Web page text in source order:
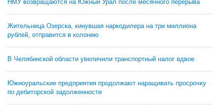
НМУ возвращаются на Южный Урал после месячного перерыва
Жительница Озерска, кинувшая наркодилера на три миллиона
рублей, отправится в колонию
В Челябинской области увеличили транспортный налог вдвое
Южноуральские предприятия продолжают наращивать просрочку
по дебиторской задолженности